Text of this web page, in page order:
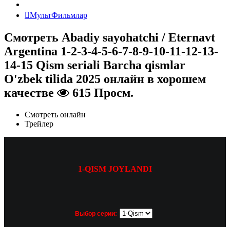
МультФильмлар
Смотреть Abadiy sayohatchi / Eternavt
Argentina 1-2-3-4-5-6-7-8-9-10-11-12-13-
14-15 Qism seriali Barcha qismlar
O'zbek tilida 2025 онлайн в хорошем
качестве
615 Просм.
Смотреть онлайн
Трейлер
1-QISM JOYLANDI
Выбор серии: